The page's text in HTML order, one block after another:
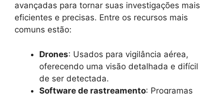
avançadas para tornar suas investigações mais
eficientes e precisas. Entre os recursos mais
comuns estão:
Drones: Usados para vigilância aérea,
oferecendo uma visão detalhada e difícil
de ser detectada.
Software de rastreamento: Programas